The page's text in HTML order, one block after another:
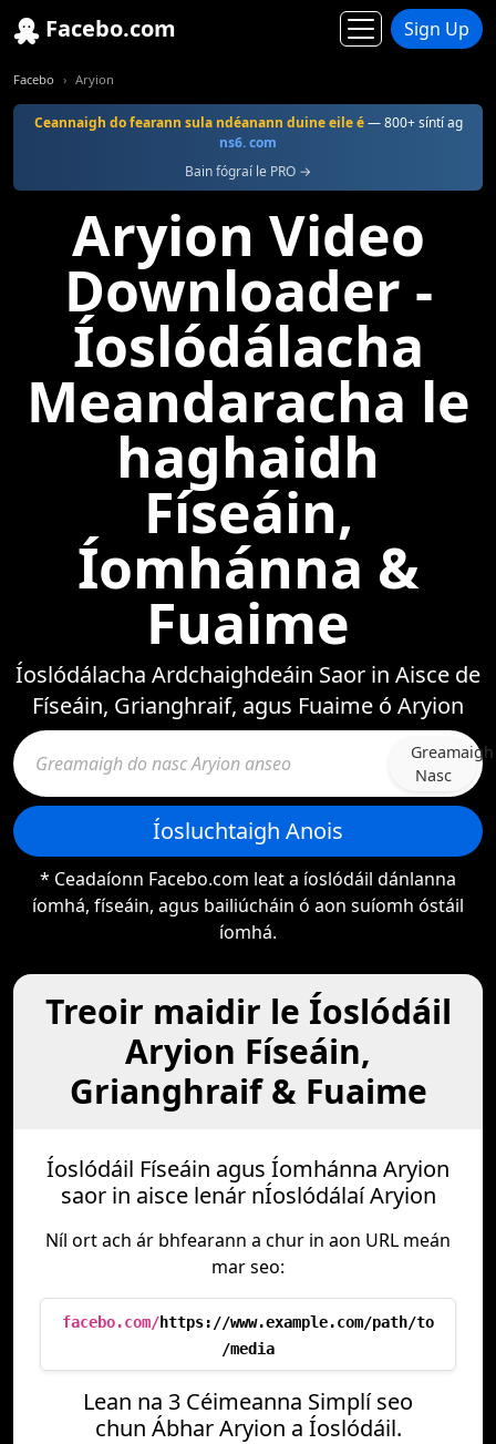
Facebo.com Sign Up
Facebo Aryion
Ceannaigh do fearann sula ndéanann duine eile é— 800+ síntí ag
ns6. com
Bain fógraí le PRO →
Aryion Video
Downloader -
Íoslódálacha
Meandaracha le
haghaidh
Físeáin,
Íomhánna &
Fuaime
Íoslódálacha Ardchaighdeáin Saor in Aisce de
Físeáin, Grianghraif, agus Fuaime ó Aryion
Greamaigh
Nasc
Íosluchtaigh Anois
* Ceadaíonn Facebo.com leat a íoslódáil dánlanna
íomhá, físeáin, agus bailiúcháin ó aon suíomh óstáil
íomhá.
Treoir maidir le Íoslódáil
Aryion Físeáin,
Grianghraif & Fuaime
Íoslódáil Físeáin agus Íomhánna Aryion
saor in aisce lenár nÍoslódálaí Aryion
Níl ort ach ár bhfearann a chur in aon URL meán
mar seo:
facebo.com/https://www.example.com/path/to
/media
Lean na 3 Céimeanna Simplí seo
chun Ábhar Aryion a Íoslódáil.